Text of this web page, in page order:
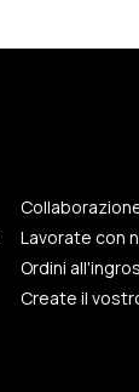
Lavorate con
Ordini
Create il